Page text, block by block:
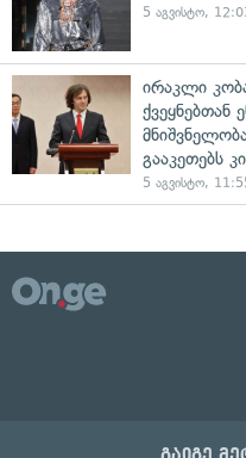
5 აგვისტო,
ირაკლი
ქვეყნებთან
გააკეთებს
5 აგვისტო,